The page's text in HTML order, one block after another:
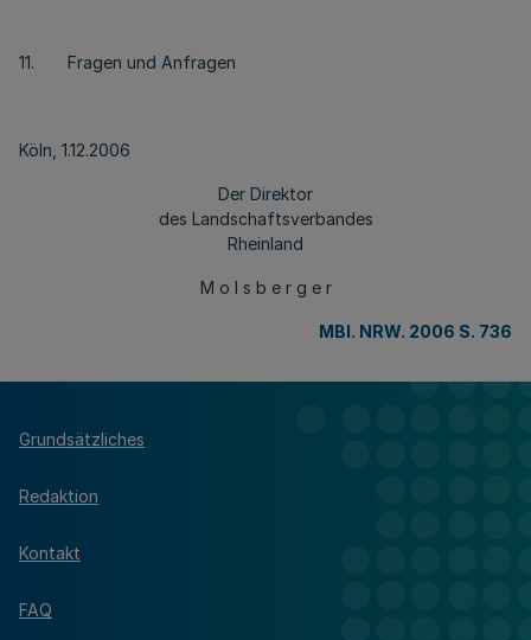
11. Fragen und Anfragen
Köln, 1.12.2006
Der Direktor
des Landschaftsverbandes
Rheinland
M o l s b e r g e r
MBl. NRW. 2006 S. 736
Grundsätzliches
Redaktion
Kontakt
FAQ